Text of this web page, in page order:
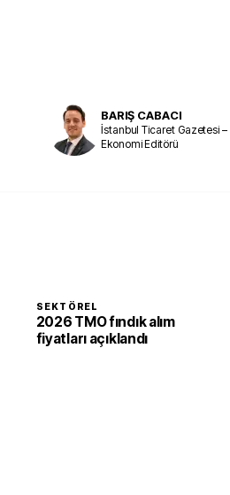
BARIŞ CABACI
İstanbul Ticaret Gazetesi –
Ekonomi Editörü
SEKTÖREL
2026 TMO fındık alım
fiyatları açıklandı